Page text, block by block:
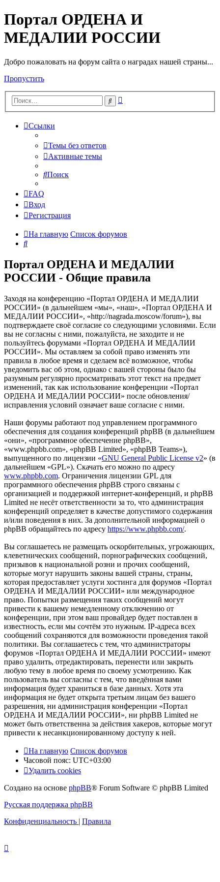
Портал ОРДЕНА И
МЕДАЛИИ РОССИИ
Добро пожаловать на форум сайта о наградах нашей страны...
Пропустить
Поиск
Ссылки
Темы без ответов
Активные темы
Поиск
FAQ
Вход
Регистрация
На главную Список форумов
Поиск
Портал ОРДЕНА И МЕДАЛИИ
РОССИИ - Общие правила
Заходя на конференцию «Портал ОРДЕНА И МЕДАЛИИ
РОССИИ» (в дальнейшем «мы», «наш», «Портал ОРДЕНА И
МЕДАЛИИ РОССИИ», «http://nagrada.moscow/forum»), вы
подтверждаете своё согласие со следующими условиями. Если
вы не согласны с ними, пожалуйста, не заходите и не
пользуйтесь форумами «Портал ОРДЕНА И МЕДАЛИИ
РОССИИ». Мы оставляем за собой право изменять эти
правила в любое время и сделаем всё возможное, чтобы
уведомить вас об этом, однако с вашей стороны было бы
разумным регулярно просматривать этот текст на предмет
изменений, так как использование конференции «Портал
ОРДЕНА И МЕДАЛИИ РОССИИ» после обновления/
исправления условий означает ваше согласие с ними.
Наши форумы работают под управлением программного
обеспечения для создания конференций phpBB (в дальнейшем
«они», «программное обеспечение phpBB»,
«www.phpbb.com», «phpBB Limited», «phpBB Teams»),
выпущенного по лицензии «GNU General Public License v2» (в
дальнейшем «GPL»). Скачать его можно по адресу
www.phpbb.com. Ограничения лицензии GPL для
программного обеспечения phpBB строго связаны с
организацией и поддержкой интернет-конференций, и phpBB
Limited не несёт ответственности за то, что администрация
конференций определяет в качестве допустимого содержания
и/или поведения в них. За дополнительной информацией о
phpBB обращайтесь по адресу https://www.phpbb.com/.
Вы соглашаетесь не размещать оскорбительных, угрожающих,
клеветнических сообщений, порнографических сообщений,
призывов к национальной розни и прочих сообщений,
которые могут нарушить законы вашей страны, страны,
которая предоставляет услуги хостинга для форумов «Портал
ОРДЕНА И МЕДАЛИИ РОССИИ» или международное
право. Попытки размещения таких сообщений могут
привести к вашему немедленному отключению от
конференции, при этом ваш провайдер будет поставлен в
известность, если мы сочтём это нужным. IP-адреса всех
сообщений сохраняются для возможности проведения такой
политики. Вы соглашаетесь с тем, что администраторы
форумов «Портал ОРДЕНА И МЕДАЛИИ РОССИИ» имеют
право удалить, отредактировать, перенести или закрыть
любую тему в любое время по своему усмотрению. Как
пользователь вы согласны с тем, что введённая вами
информация будет храниться в базе данных. Хотя эта
информация не будет открыта третьим лицам без вашего
разрешения, ни администрация конференции «Портал
ОРДЕНА И МЕДАЛИИ РОССИИ», ни phpBB Limited не
может быть ответственна за действия хакеров, которые могут
привести к несанкционированному доступу к ней.
На главную Список форумов
Часовой пояс: UTC+03:00
Удалить cookies
Создано на основе phpBB® Forum Software © phpBB Limited
Русская поддержка phpBB
Конфиденциальность | Правила